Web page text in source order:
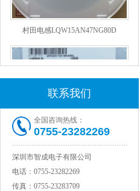
村田电感LQW15AN47NG80D
村田电容GRM31CR71C106KAC7L
联系我们
全国咨询热线：
0755-23282269
深圳市智成电子有限公司
电话： 0755-23282269
传真： 0755-23283709